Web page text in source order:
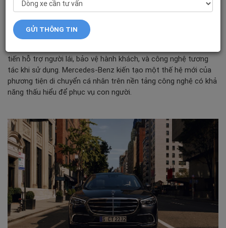
S-Classlà mẫu xe đầu bảng của
, đại diện cho
kinh nghiệm chế tác cơ khí đỉnh cao thiết lập chuẩn mực sang
trọng trong ngành công nghiệp ô tô. Khách hàng có thể trải
nghiệm S-Class bằng tất cả các giác quan – ngắm nhìn, cảm
tiến hỗ trợ người lái, bảo vệ hành khách, và công nghệ tương
tác khi sử dụng. Mercedes-Benz kiến tạo một thế hệ mới của
phương tiện di chuyển cá nhân trên nền tảng công nghệ có khả
năng thấu hiểu để phục vụ con người.